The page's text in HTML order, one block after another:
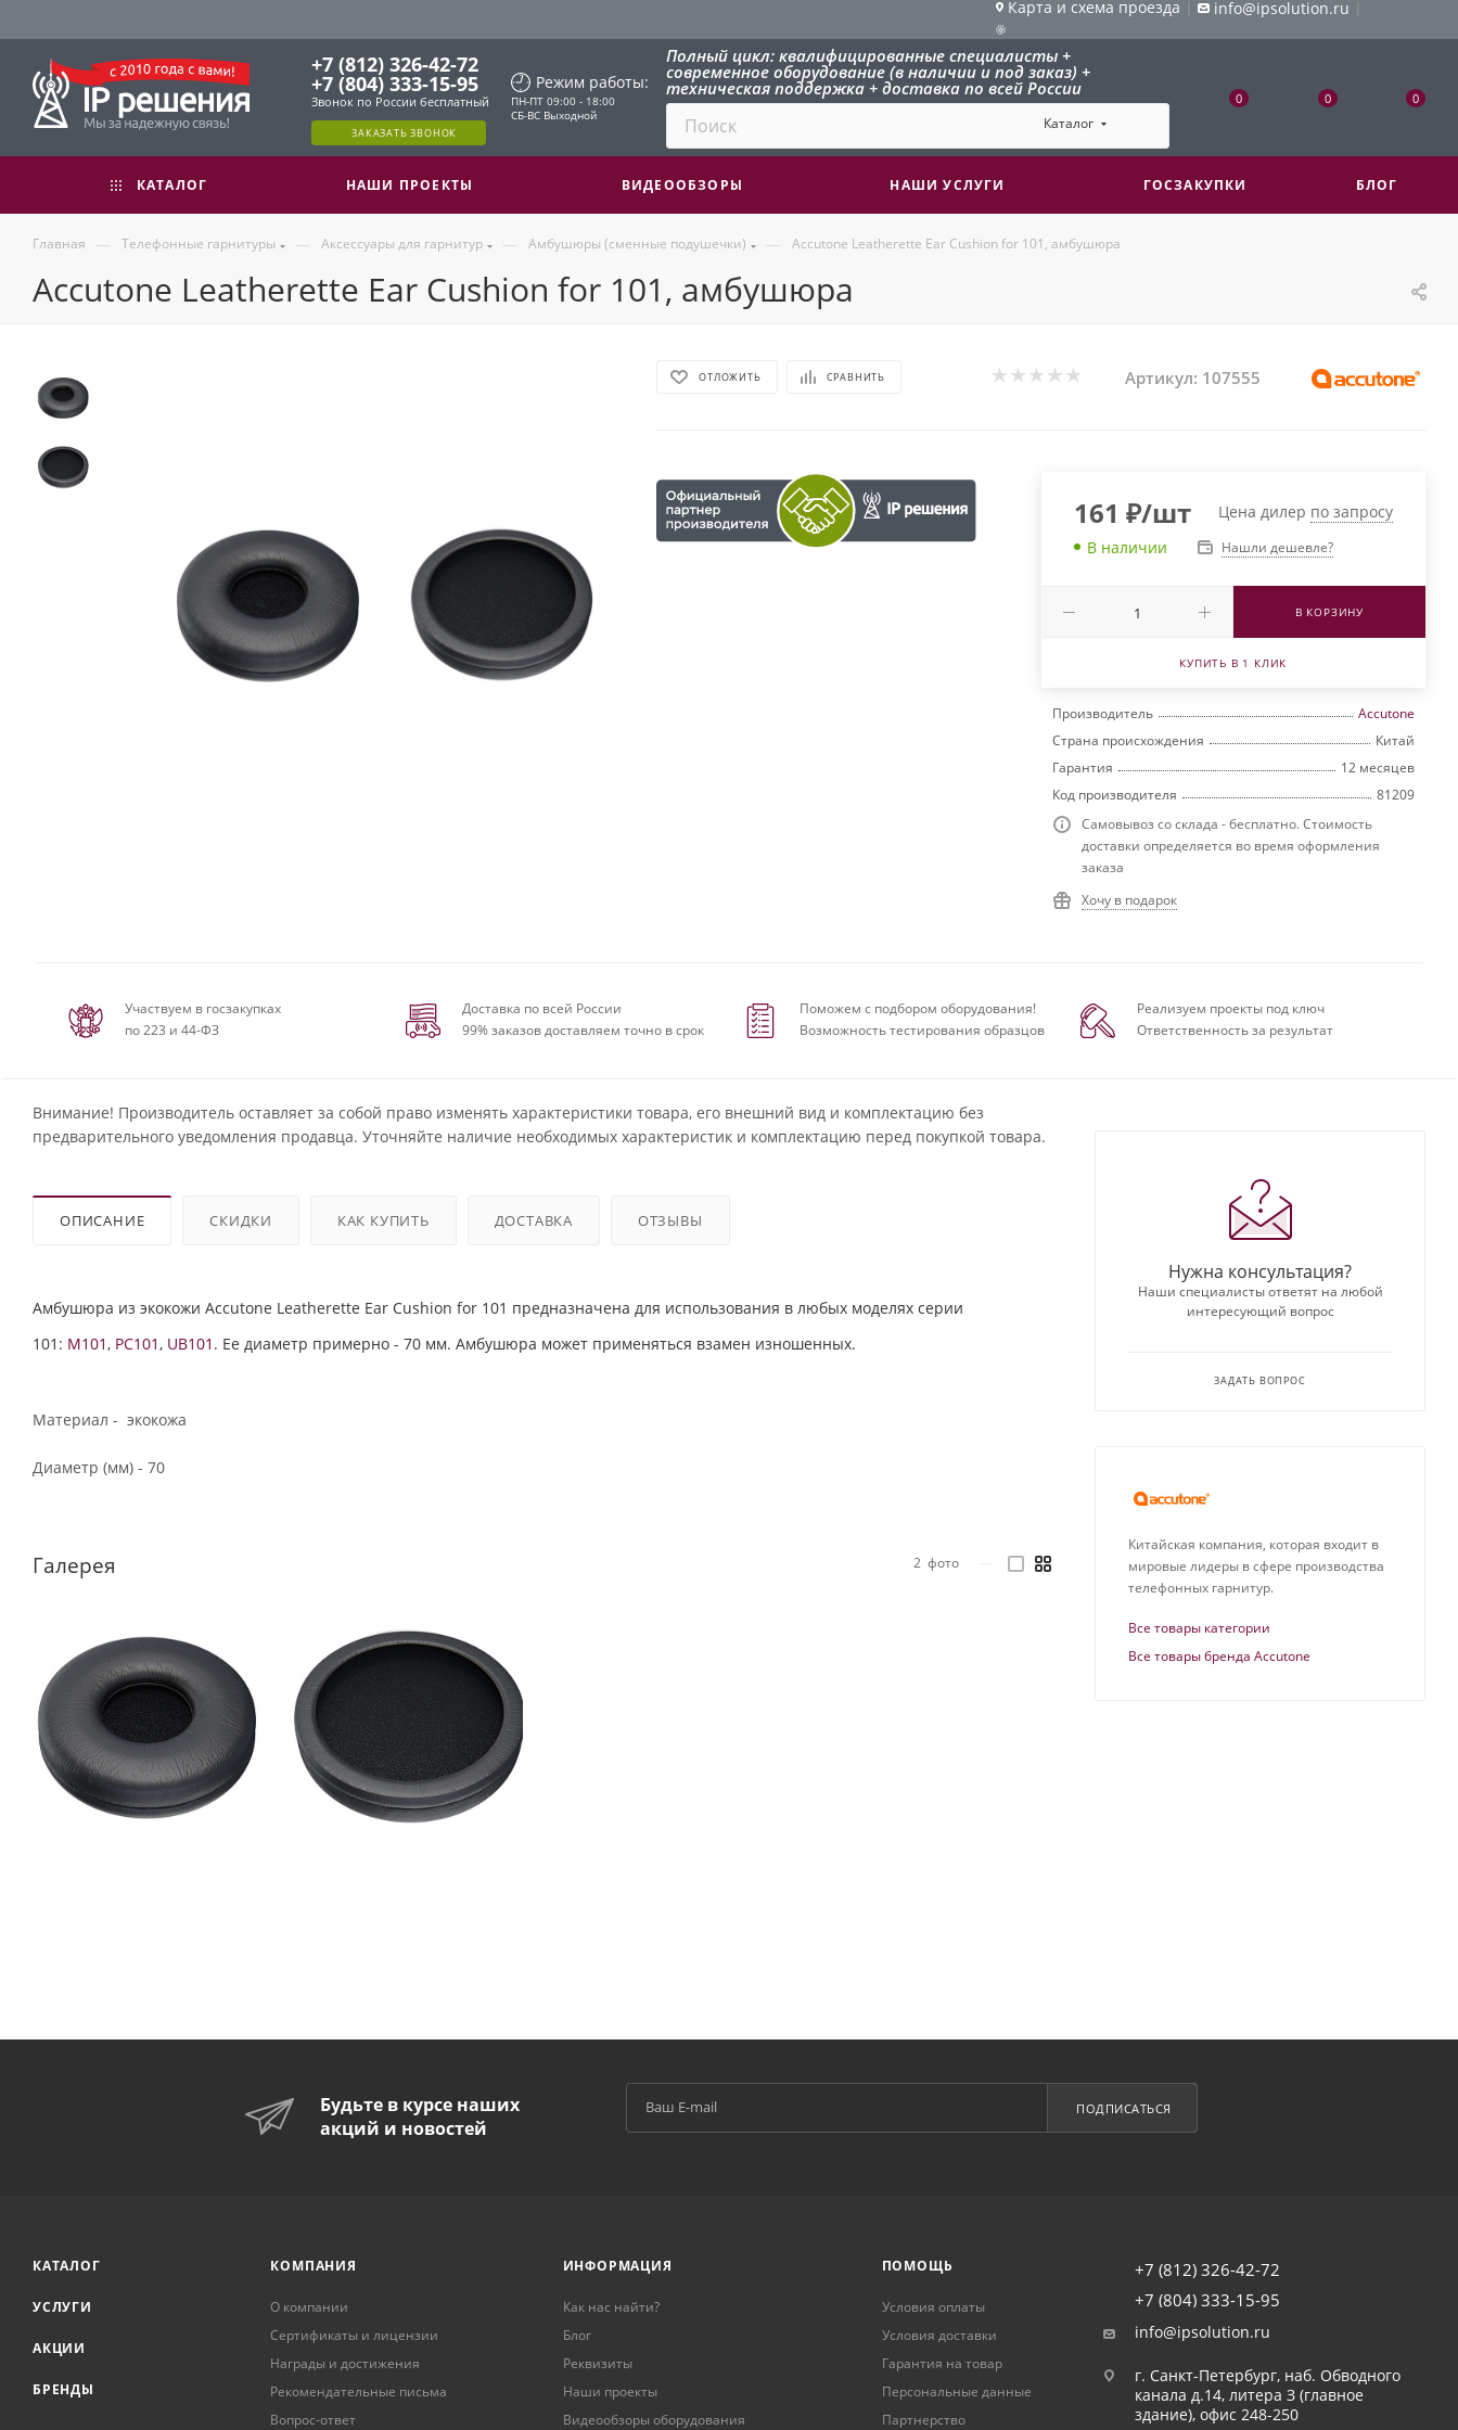
Карта и схема проезда | info@ipsolution.ru |
+7 (812) 326-42-72
+7 (804) 333-15-95
Звонок по России бесплатный
ЗАКАЗАТЬ ЗВОНОК
Режим работы:
ПН-ПТ 09:00 - 18:00
СБ-ВС Выходной
Полный цикл: квалифицированные специалисты +
современное оборудование (в наличии и под заказ) +
техническая поддержка + доставка по всей России
Каталог
0 0 0
КАТАЛОГ НАШИ ПРОЕКТЫ ВИДЕООБЗОРЫ НАШИ УСЛУГИ ГОСЗАКУПКИ БЛОГ
Главная — Телефонные гарнитуры — Аксессуары для гарнитур — Амбушюры (сменные подушечки) — Accutone Leatherette Ear Cushion for 101, амбушюра
Accutone Leatherette Ear Cushion for 101, амбушюра
ОТЛОЖИТЬ СРАВНИТЬ Артикул: 107555
161 ₽/шт Цена дилер по запросу
В наличии
Нашли дешевле?
В КОРЗИНУ
КУПИТЬ В 1 КЛИК
Производитель
Accutone
Страна происхождения
Китай
Гарантия
12 месяцев
Код производителя
81209
Самовывоз со склада - бесплатно. Стоимость
доставки определяется во время оформления
заказа
Хочу в подарок
Участвуем в госзакупках
по 223 и 44-ФЗ
Доставка по всей России
99% заказов доставляем точно в срок
Поможем с подбором оборудования!
Возможность тестирования образцов
Реализуем проекты под ключ
Ответственность за результат
Внимание! Производитель оставляет за собой право изменять характеристики товара, его внешний вид и комплектацию без
предварительного уведомления продавца. Уточняйте наличие необходимых характеристик и комплектацию перед покупкой товара.
ОПИСАНИЕ СКИДКИ КАК КУПИТЬ ДОСТАВКА ОТЗЫВЫ
Амбушюра из экокожи Accutone Leatherette Ear Cushion for 101 предназначена для использования в любых моделях серии
101: M101, PC101, UB101 . Ее диаметр примерно - 70 мм. Амбушюра может применяться взамен изношенных.
Материал - экокожа
Диаметр (мм) - 70
Галерея 2 фото
Китайская компания, которая входит в
мировые лидеры в сфере производства
телефонных гарнитур.
Все товары категории
Все товары бренда Accutone
Нужна консультация?
Наши специалисты ответят на любой
интересующий вопрос
ЗАДАТЬ ВОПРОС
Будьте в курсе наших
акций и новостей
ПОДПИСАТЬСЯ
КАТАЛОГ
УСЛУГИ
АКЦИИ
БРЕНДЫ
КОМПАНИЯ
О компании
Сертификаты и лицензии
Награды и достижения
Рекомендательные письма
Вопрос-ответ
ИНФОРМАЦИЯ
Как нас найти?
Блог
Реквизиты
Наши проекты
Видеообзоры оборудования
ПОМОЩЬ
Условия оплаты
Условия доставки
Гарантия на товар
Персональные данные
Партнерство
+7 (812) 326-42-72
+7 (804) 333-15-95
info@ipsolution.ru
г. Санкт-Петербург, наб. Обводного
канала д.14, литера З (главное
здание), офис 248-250